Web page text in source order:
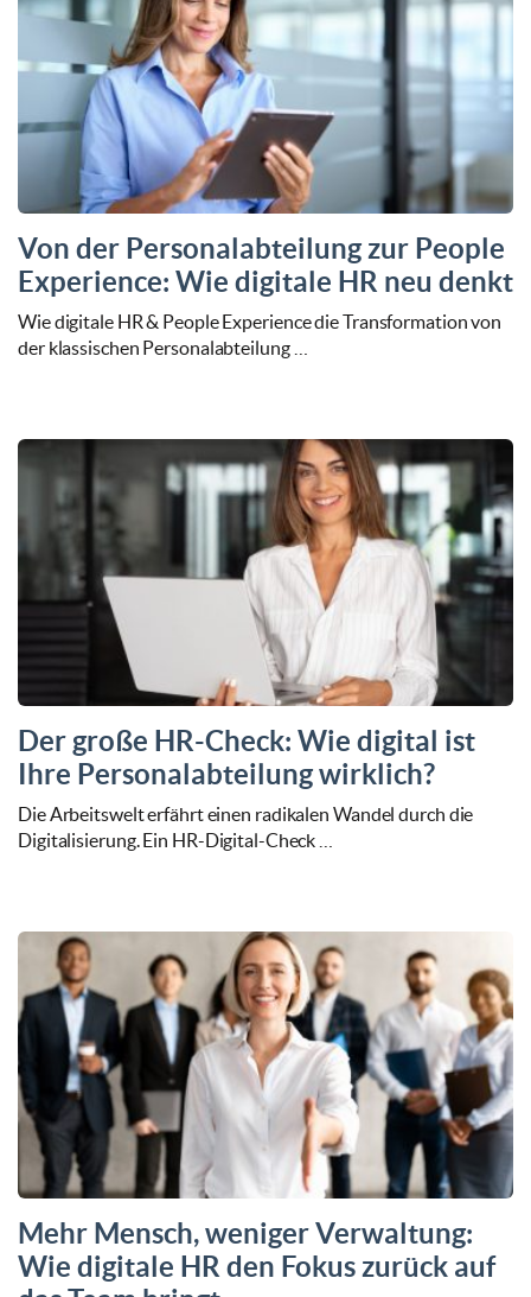
Von der Personalabteilung zur People
Experience: Wie digitale HR neu denkt
Wie digitale HR & People Experience die Transformation von
der klassischen Personalabteilung …
Der große HR-Check: Wie digital ist
Ihre Personalabteilung wirklich?
Die Arbeitswelt erfährt einen radikalen Wandel durch die
Digitalisierung. Ein HR-Digital-Check …
Mehr Mensch, weniger Verwaltung:
Wie digitale HR den Fokus zurück auf